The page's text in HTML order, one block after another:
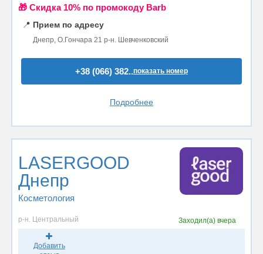
🎁 Cкидка 10% по промокоду Barb
📍 Прием по адресу
Днепр, О.Гончара 21 р-н. Шевченковский
+38 (066) 382..показать номер
Подробнее
LASERGOOD
Днепр
Косметология
р-н. Центральный Заходил(а) вчера
Добавить